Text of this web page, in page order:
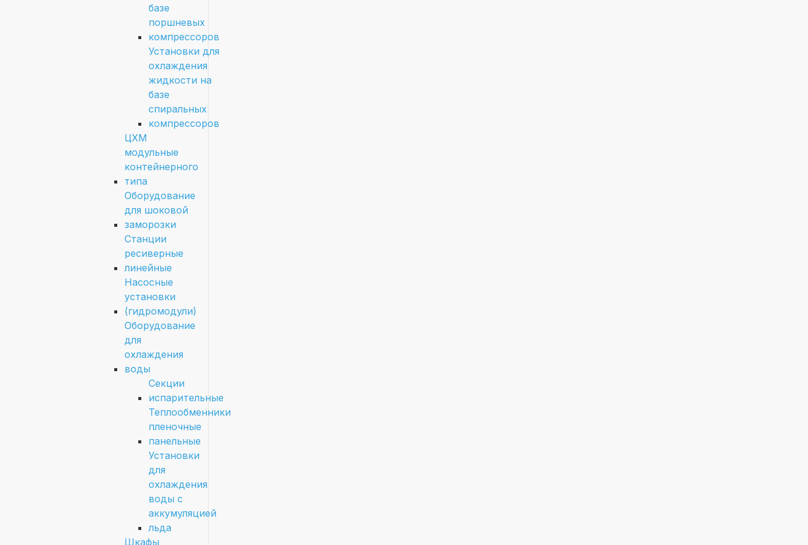
базе
поршневых
компрессоров
Установки для
охлаждения
жидкости на
базе
спиральных
компрессоров
ЦХМ
модульные
контейнерного
типа
Оборудование
для шоковой
заморозки
Станции
ресиверные
линейные
Насосные
установки
(гидромодули)
Оборудование
для
охлаждения
воды
Секции
испарительные
Теплообменники
пленочные
панельные
Установки
для
охлаждения
воды с
аккумуляцией
льда
Шкафы